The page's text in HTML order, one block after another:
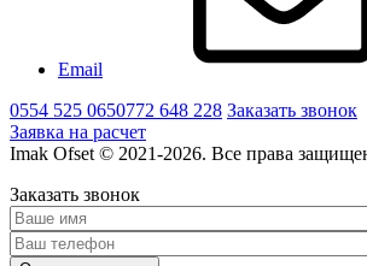
Email
0554 525 0650772 648 228 Заказать звонок
Заявка на расчет
Imak Ofset © 2021-2026. Все права
Заказать звонок